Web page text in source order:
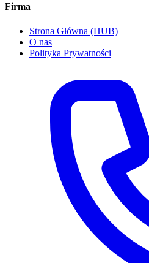
Firma
Strona Główna (HUB)
O nas
Polityka Prywatności